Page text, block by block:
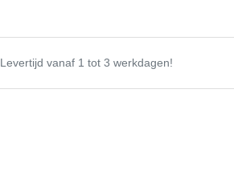
Levertijd vanaf 1 tot 3 werkdagen!